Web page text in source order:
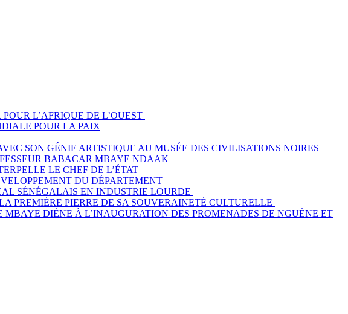
L’AFRIQUE DE L’OUEST
POUR LA PAIX
SON GÉNIE ARTISTIQUE AU MUSÉE DES CIVILISATIONS NOIRES
BABACAR MBAYE NDAAK
LE CHEF DE L’ÉTAT
DU DÉPARTEMENT
SÉNÉGALAIS EN INDUSTRIE LOURDE
PREMIÈRE PIERRE DE SA SOUVERAINETÉ CULTURELLE
DIÈNE À L’INAUGURATION DES PROMENADES DE NGUÉNE ET